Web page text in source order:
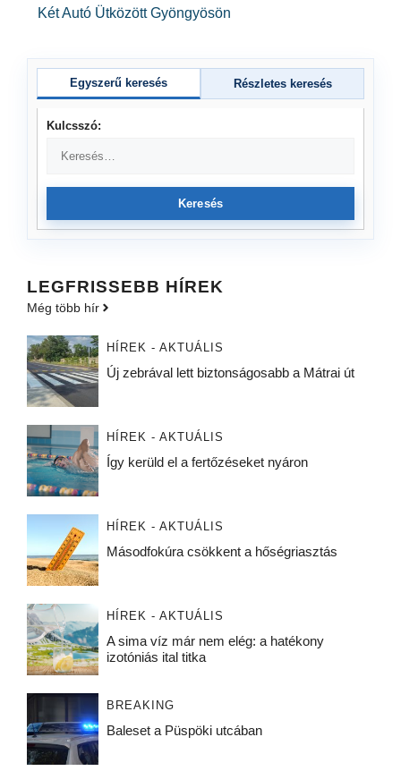
Két Autó Ütközött Gyöngyösön
Egyszerű keresés Részletes keresés
Kulcsszó:
Keresés
LEGFRISSEBB HÍREK
Még több hír
HÍREK - AKTUÁLIS
Új zebrával lett biztonságosabb a Mátrai út
HÍREK - AKTUÁLIS
Így kerüld el a fertőzéseket nyáron
HÍREK - AKTUÁLIS
Másodfokúra csökkent a hőségriasztás
HÍREK - AKTUÁLIS
A sima víz már nem elég: a hatékony
izotóniás ital titka
BREAKING
Baleset a Püspöki utcában